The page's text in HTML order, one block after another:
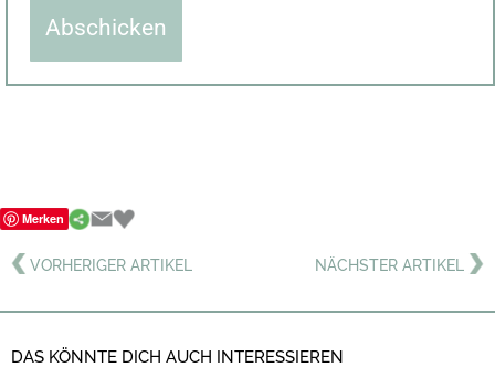
Abschicken
Merken
VORHERIGER ARTIKEL NÄCHSTER ARTIKEL
DAS KÖNNTE DICH AUCH INTERESSIEREN